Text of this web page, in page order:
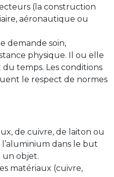
(la construction
aéronautique ou
demande soin,
physique. Il ou elle
temps. Les conditions
le respect de normes
de cuivre, de laiton ou
dans le but
un objet.
matériaux (cuivre,